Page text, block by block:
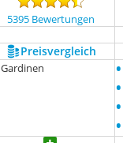
5395 Bewertungen
Preis­vergleich
Gardinen •
•
•
•